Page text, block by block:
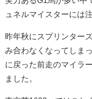
ュネルマイスターには
昨年秋にスプリンター
み合わなくなってしま
に戻った前走のマイラ
ました。